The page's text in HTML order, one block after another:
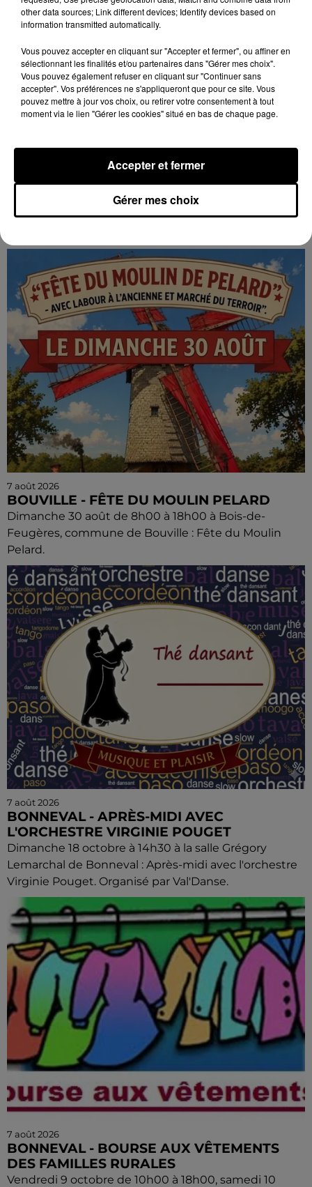
GOMMERVILLE - RANDONNÉE PÉDESTRE
Dimanche 13 septembre à 8h30 à Gommerville :
Randonnée pédestre. Deux parcours au choix.
7 août 2026
BOUVILLE - FÊTE DU MOULIN PELARD
Dimanche 30 août de 8h00 à 18h00 à Bois-de-
Feugères, commune de Bouville : Fête du Moulin
Pelard.
7 août 2026
BONNEVAL - APRÈS-MIDI AVEC
L'ORCHESTRE VIRGINIE POUGET
Dimanche 18 octobre à 14h30 à la salle Grégory
Lemarchal de Bonneval : Après-midi avec l'orchestre
Virginie Pouget. Organisé par Val'Danse.
7 août 2026
BONNEVAL - BOURSE AUX VÊTEMENTS
DES FAMILLES RURALES
Vendredi 9 octobre de 10h00 à 18h00, samedi 10
other data sources; Link different devices; Identify devices based on
information transmitted automatically.
Vous pouvez accepter en cliquant sur "Accepter et fermer", ou affiner en
sélectionnant les finalités et/ou partenaires dans "Gérer mes choix".
Vous pouvez également refuser en cliquant sur "Continuer sans
accepter". Vos préférences ne s'appliqueront que pour ce site. Vous
pouvez mettre à jour vos choix, ou retirer votre consentement à tout
moment via le lien "Gérer les cookies" situé en bas de chaque page.
Gérer mes choix
Accepter et fermer